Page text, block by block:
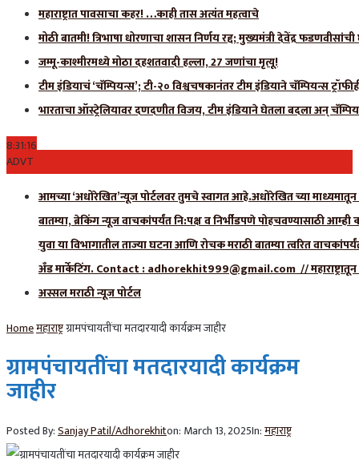
महाराष्ट्रात पावसाचा कहर! …काही तास अत्यंत महत्वाचे
मोठी बातमी! त्रिभाषा धोरणाचा शासन निर्णय रद्द; मुख्यमंत्री देवेंद्र
जम्मू-काश्मीरमध्ये मोठा दहशतवादी हल्ला, 27 जणांचा मृत्यू!
टीम इंडियाचं ‘चॅम्पियन्स’; टी-२० विश्वचषकानंतर टीम इंडियाने चॅम्पियन्स
भारताचा ऑस्ट्रेलियावर दणदणीत विजय, टीम इंडियाने घेतला बदला अन्
8:31:17
ADVT
आमच्या ‘अधोरेखित’न्यूज पोर्टलवर तुमचे स्वागत आहे.अधोरेखित च्या माध्यमातून
बातम्या, ब्रेकिंग न्यूज वाचकांपर्यंत नि:पक्ष व निर्भीडपणे पोहचवण्यासाठी
युवा या विभागातील ताज्या घटना आणि रोचक मराठी बातम्या त्वरित
अँड मार्केटिंग. Contact : adhorekhit999@gmail.com //
अस्सल मराठी न्यूज पोर्टल
Homeमहाराष्ट्रग्रामपंचायतींचा मतदारयादी कार्यक्रम जाहीर
ग्रामपंचायतींचा मतदारयादी कार्यक्रम
जाहीर
Posted By:Sanjay Patil/Adhorekhiton: March 13, 2025In:महाराष्ट्र